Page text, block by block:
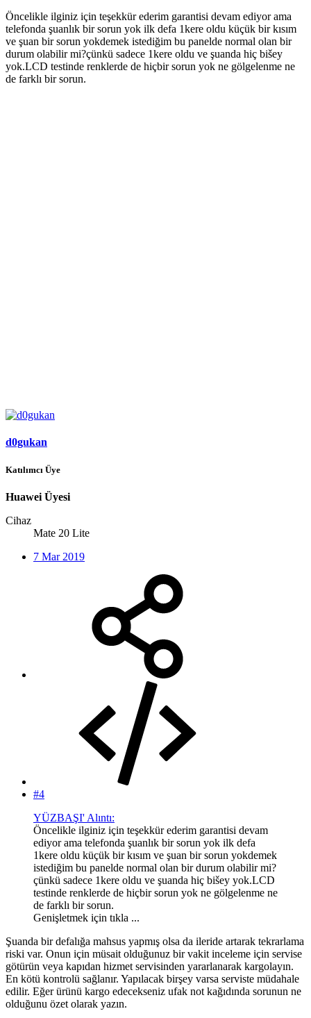
Öncelikle ilginiz için teşekkür ederim garantisi devam ediyor ama
telefonda şuanlık bir sorun yok ilk defa 1kere oldu küçük bir kısım
ve şuan bir sorun yokdemek istediğim bu panelde normal olan bir
durum olabilir mi?çünkü sadece 1kere oldu ve şuanda hiç bišey
yok.LCD testinde renklerde de hiçbir sorun yok ne gölgelenme ne
de farklı bir sorun.
d0gukan
Katılımcı Üye
Huawei Üyesi
Cihaz
Mate 20 Lite
7 Mar 2019
#4
YÜZBAŞI' Alıntı:
Öncelikle ilginiz için teşekkür ederim garantisi devam
ediyor ama telefonda şuanlık bir sorun yok ilk defa
1kere oldu küçük bir kısım ve şuan bir sorun yokdemek
istediğim bu panelde normal olan bir durum olabilir mi?
çünkü sadece 1kere oldu ve şuanda hiç bišey yok.LCD
testinde renklerde de hiçbir sorun yok ne gölgelenme ne
de farklı bir sorun.
Genişletmek için tıkla ...
Şuanda bir defalığa mahsus yapmış olsa da ileride artarak tekrarlama
riski var. Onun için müsait olduğunuz bir vakit inceleme için servise
götürün veya kapıdan hizmet servisinden yararlanarak kargolayın.
En kötü kontrolü sağlanır. Yapılacak birşey varsa serviste müdahale
edilir. Eğer ürünü kargo edecekseniz ufak not kağıdında sorunun ne
olduğunu özet olarak yazın.